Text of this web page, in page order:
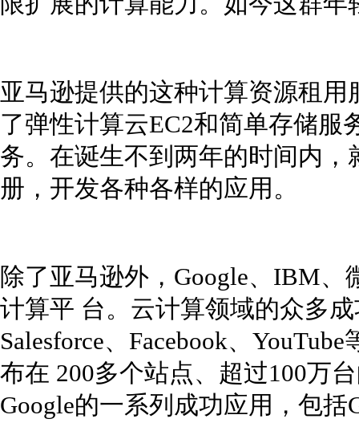
亚马逊提供的这种计算资源租
了弹性计算云EC2和简单存储服
务。在诞生不到两年的时间内
册，开发各种各样的应用。
除了亚马逊外，Google、IBM、
计算平 台。云计算领域的众多
Salesforce、Facebook、
布在 200多个站点、超过100万
Google的一系列成功应用，包